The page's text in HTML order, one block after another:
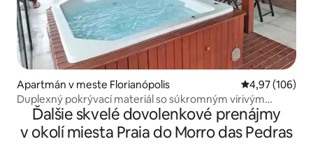
Apartmán v meste Florianópolis Priemerné
4,97 (106)
Duplexný pokrývací materiál so súkromným vírivým
bazénom.
Ďalšie skvelé dovolenkové prenájmy
v okolí miesta Praia do Morro das Pedras